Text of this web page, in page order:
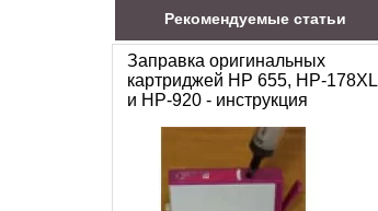
Рекомендуемые статьи
Заправка оригинальных
картриджей HP 655, HP-178XL
и HP-920 - инструкция